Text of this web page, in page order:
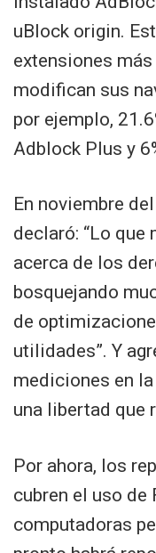
uBlock origin.
extensiones
modifican sus
por ejemplo,
Adblock Plus y
En noviembre
declaró: “Lo que
acerca de los
bosquejando
de
utilidades”. Y
mediciones en
una libertad que
Por ahora, los
cubren el uso de
computadoras